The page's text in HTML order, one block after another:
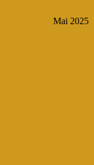
Mai 2025